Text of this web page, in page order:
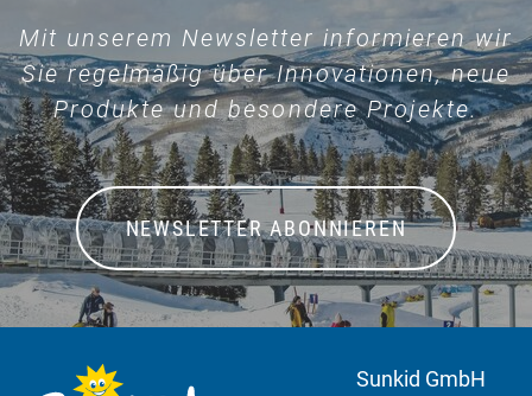
Mit unserem Newsletter informieren wir
Sie regelmäßig über Innovationen, neue
Produkte und besondere Projekte.
NEWSLETTER ABONNIEREN
Sunkid GmbH